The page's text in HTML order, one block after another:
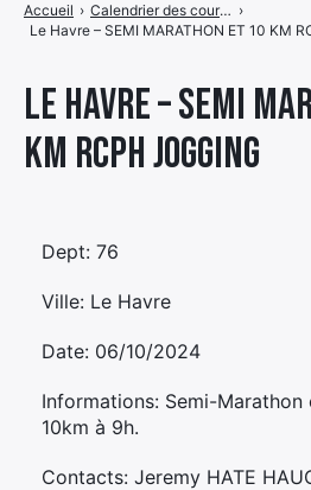
Le Havre – SEMI
KM RCPH JOGGING
Accueil › Calendrier des courses ›
Le Havre – SEMI MARATHON ET 10 KM
Dept: 76
Ville: Le Havre
Date: 06/10/2024
Informations: Semi-
10km à 9h.
Contacts: Jeremy HATE
de
menu
de